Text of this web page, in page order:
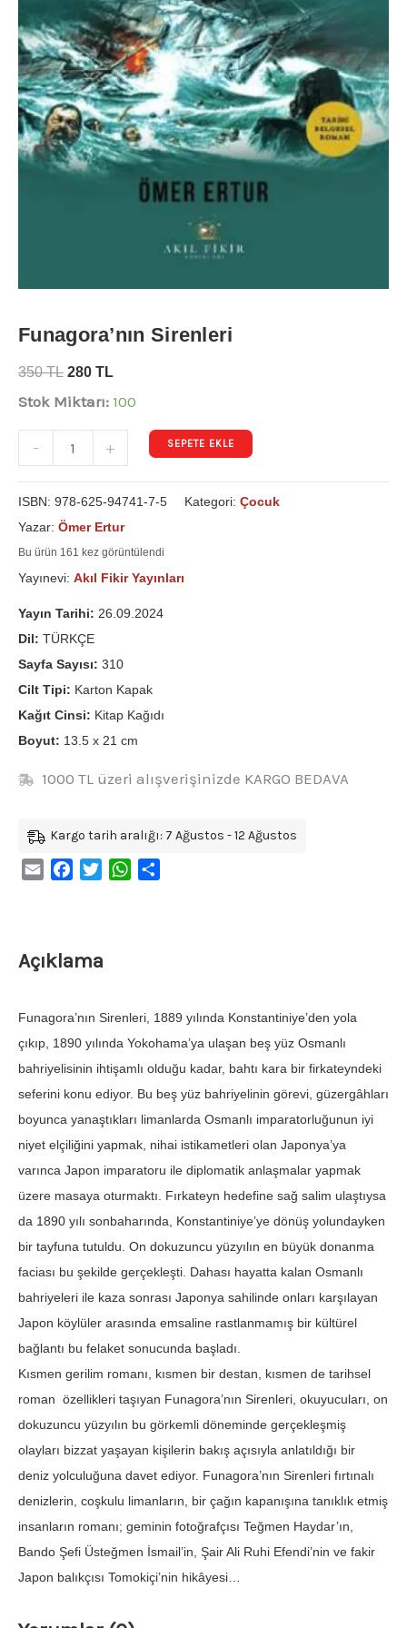
Funagora’nın Sirenleri
350TL 280 TL
Stok Miktarı: 100
- + SEPETE EKLE
ISBN: 978-625-94741-7-5 Kategori: Çocuk
Yazar: Ömer Ertur
Bu ürün 161 kez görüntülendi
Yayınevi: Akıl Fikir Yayınları
Yayın Tarihi: 26.09.2024
Dil: TÜRKÇE
Sayfa Sayısı: 310
Cilt Tipi: Karton Kapak
Kağıt Cinsi: Kitap Kağıdı
Boyut: 13.5 x 21 cm
1000 TL üzeri alışverişinizde KARGO BEDAVA
Kargo tarih aralığı: 7 Ağustos - 12 Ağustos
Email FacebookTwitterWhatsApp
Açıklama
Funagora’nın Sirenleri, 1889 yılında Konstantiniye’den yola
çıkıp, 1890 yılında Yokohama’ya ulaşan beş yüz Osmanlı
bahriyelisinin ihtişamlı olduğu kadar, bahtı kara bir firkateyndeki
seferini konu ediyor. Bu beş yüz bahriyelinin görevi, güzergâhları
boyunca yanaştıkları limanlarda Osmanlı imparatorluğunun iyi
niyet elçiliğini yapmak, nihai istikametleri olan Japonya’ya
varınca Japon imparatoru ile diplomatik anlaşmalar yapmak
üzere masaya oturmaktı. Fırkateyn hedefine sağ salim ulaştıysa
da 1890 yılı sonbaharında, Konstantiniye’ye dönüş yolundayken
bir tayfuna tutuldu. On dokuzuncu yüzyılın en büyük donanma
faciası bu şekilde gerçekleşti. Dahası hayatta kalan Osmanlı
bahriyeleri ile kaza sonrası Japonya sahilinde onları karşılayan
Japon köylüler arasında emsaline rastlanmamış bir kültürel
bağlantı bu felaket sonucunda başladı.
Kısmen gerilim romanı, kısmen bir destan, kısmen de tarihsel
roman özellikleri taşıyan Funagora’nın Sirenleri, okuyucuları, on
dokuzuncu yüzyılın bu görkemli döneminde gerçekleşmiş
olayları bizzat yaşayan kişilerin bakış açısıyla anlatıldığı bir
deniz yolculuğuna davet ediyor. Funagora’nın Sirenleri fırtınalı
denizlerin, coşkulu limanların, bir çağın kapanışına tanıklık etmiş
insanların romanı; geminin fotoğrafçısı Teğmen Haydar’ın,
Bando Şefi Üsteğmen İsmail’in, Şair Ali Ruhi Efendi’nin ve fakir
Japon balıkçısı Tomokiçi’nin hikâyesi…